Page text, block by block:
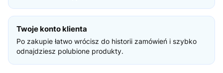
Twoje konto klienta
Po zakupie łatwo wrócisz do historii zamówień i szybko
odnajdziesz polubione produkty.